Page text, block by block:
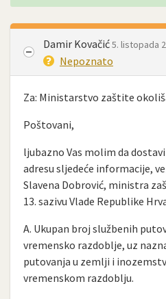
Damir Kovačić5. listopada
Nepoznato
Za: Ministarstvo zaštite
Poštovani,
ljubazno Vas molim da
adresu sljedeće informacije,
Slavena Dobrović, ministra
13. sazivu Vlade Republike
A. Ukupan broj službenih
vremensko razdoblje, uz
putovanja u zemlji i
vremenskom razdoblju.